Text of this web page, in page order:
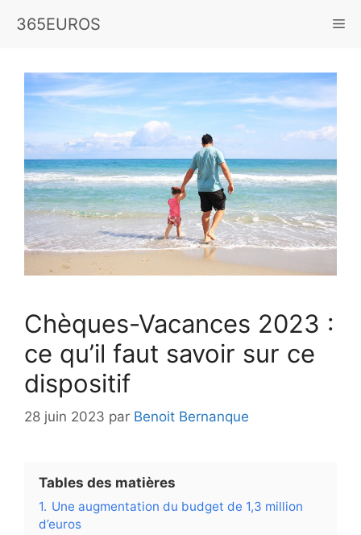
365EUROS
Chèques-Vacances 2023 :
ce qu’il faut savoir sur ce
dispositif
28 juin 2023 par Benoit Bernanque
Tables des matières
1. Une augmentation du budget de 1,3 million
d’euros